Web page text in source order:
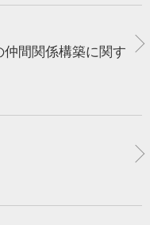
間関係構築に関す